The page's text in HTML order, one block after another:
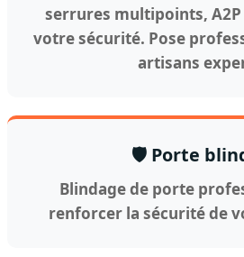
serrures multipoints,
votre sécurité. Pose
artisans
🛡️ Porte
Blindage de porte
renforcer la sécurité de